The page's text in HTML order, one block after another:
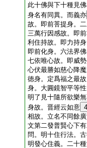
此十佛與下十種見
身名有同異。而義亦
故。即前菩提身。
三萬行因感故。即
利住持故。即力持
即前化身。六法界
七依唯心故。即威
心伏最勝如慈心降
徳身。定爲福之最
身。大圓鏡智平等
明了見十隨所欲樂
身故。晋經云如意 4
相故。立名不同餘
文第二發普賢心下
問。明十住行法。
明發心住義。二十